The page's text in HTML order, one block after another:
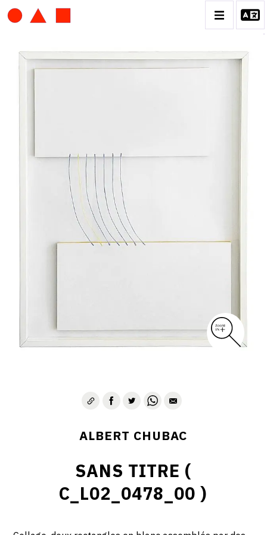
CATALOGUE DES OEUVRES
CONTACT
ALBERT CHUBAC
SANS TITRE (
C_L02_0478_00 )